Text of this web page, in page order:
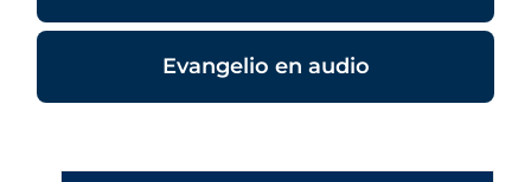
Evangelio en audio